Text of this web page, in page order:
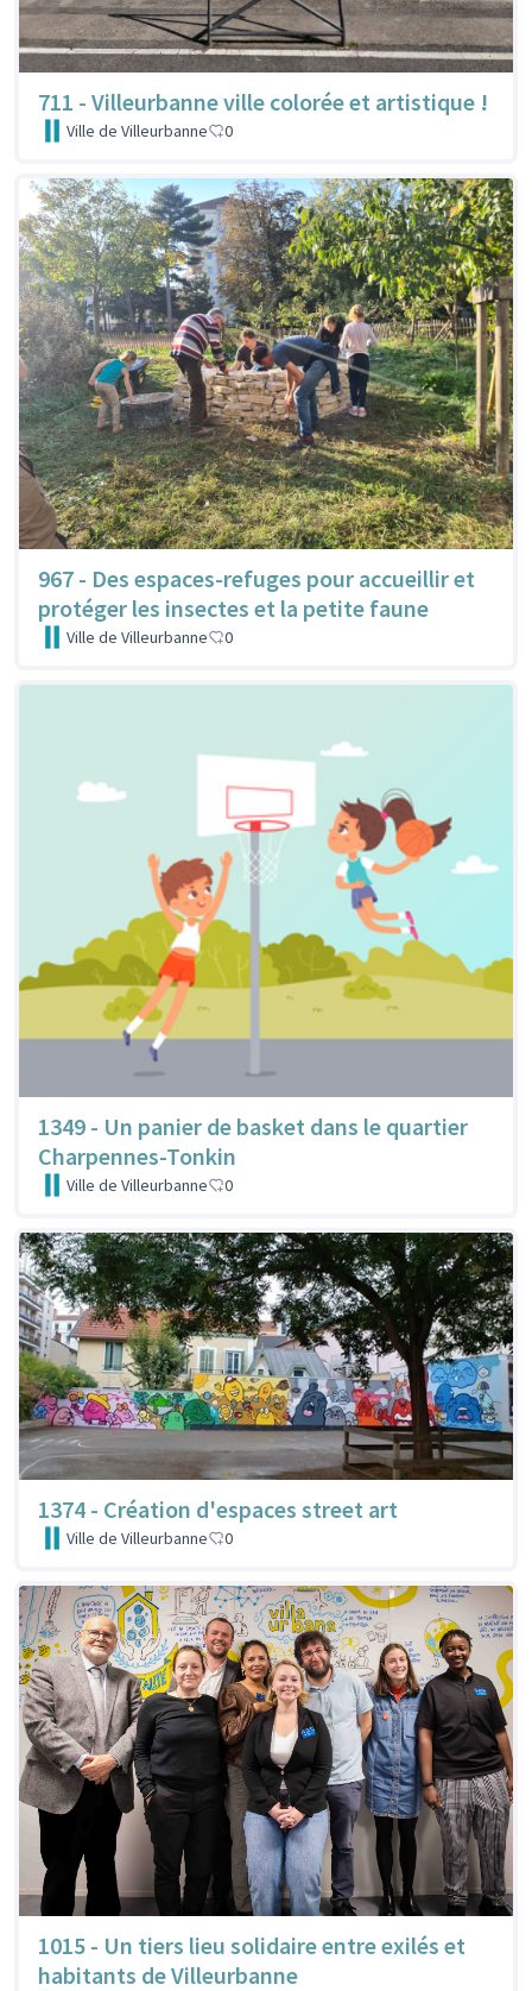
711 - Villeurbanne ville colorée et artistique !
Ville de Villeurbanne 0
967 - Des espaces-refuges pour accueillir et
protéger les insectes et la petite faune
Ville de Villeurbanne 0
1349 - Un panier de basket dans le quartier
Charpennes-Tonkin
Ville de Villeurbanne 0
1374 - Création d'espaces street art
Ville de Villeurbanne 0
1015 - Un tiers lieu solidaire entre exilés et
habitants de Villeurbanne